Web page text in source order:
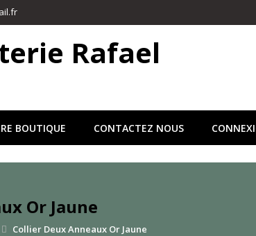
Rafael
BOUTIQUE CONTACTEZ NOUS
Or Jaune
Collier Deux Anneaux Or Jaune